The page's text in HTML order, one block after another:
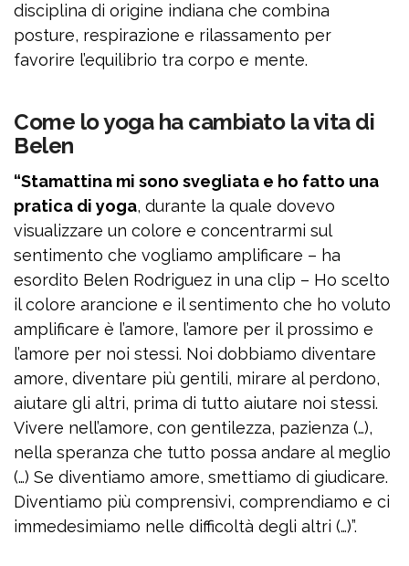
disciplina di origine indiana che combina
posture, respirazione e rilassamento per
favorire l’equilibrio tra corpo e mente.
Come lo yoga ha cambiato la vita di
Belen
“Stamattina mi sono svegliata e ho fatto una
pratica di yoga, durante la quale dovevo
visualizzare un colore e concentrarmi sul
sentimento che vogliamo amplificare – ha
esordito Belen Rodriguez in una clip – Ho scelto
il colore arancione e il sentimento che ho voluto
amplificare è l’amore, l’amore per il prossimo e
l’amore per noi stessi. Noi dobbiamo diventare
amore, diventare più gentili, mirare al perdono,
aiutare gli altri, prima di tutto aiutare noi stessi.
Vivere nell’amore, con gentilezza, pazienza (…),
nella speranza che tutto possa andare al meglio
(…) Se diventiamo amore, smettiamo di giudicare.
Diventiamo più comprensivi, comprendiamo e ci
immedesimiamo nelle difficoltà degli altri (…)”.